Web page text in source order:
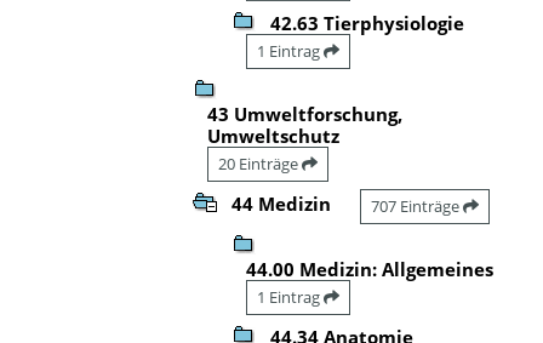
42.63 Tierphysiologie
1 Eintrag
43 Umweltforschung,
Umweltschutz
20 Einträge
44 Medizin 707 Einträge
44.00 Medizin: Allgemeines
1 Eintrag
44.34 Anatomie